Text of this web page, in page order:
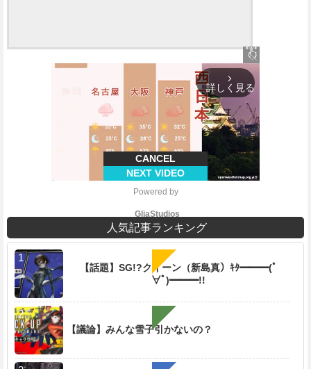
close
arrow_forward_ios
詳しく見る
CANCEL
NEXT VIDEO
e
Powered by
GliaStudios
人気記事ランキング
【話題】SG!?クイーン（新島真）ｷﾀ━━━(ﾟ
∀ﾟ)━━━!!
【議論】みんな雪子引かないの？